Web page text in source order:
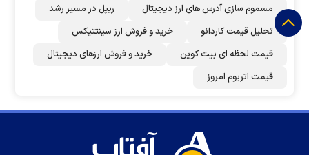
مسموم سازی آدرس های ارز دیجیتال
ریپل در مسیر رشد
تحلیل قیمت کاردانو
خرید و فروش ارز سینتتیکس
قیمت لحظه ای بیت کوین
خرید و فروش ارزهای دیجیتال
قیمت اتریوم امروز